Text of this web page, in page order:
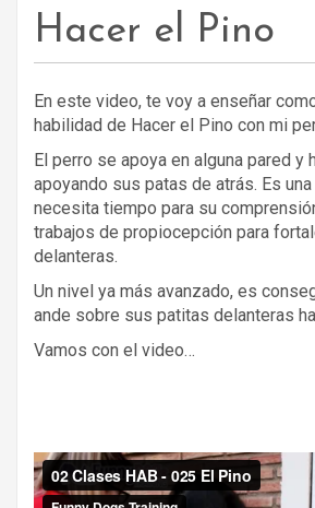
Hacer el Pino
En este video, te voy a enseñar
habilidad de Hacer el Pino con mi
El perro se apoya en alguna pared y
apoyando sus patas de atrás. Es
necesita tiempo para su
trabajos de propiocepción para
delanteras.
Un nivel ya más avanzado, es
ande sobre sus patitas delanteras
Vamos con el video…